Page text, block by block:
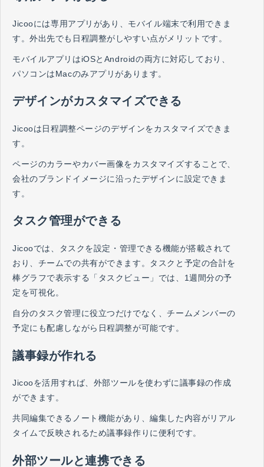
Jicooには専用アプリがあり、モバイル端末で利用できま
す。外出先でも日程調整がしやすい点がメリットです。
モバイルアプリはiOSとAndroidの両方に対応しており、
パソコンはMacのみアプリがあります。
デザインがカスタマイズできる
Jicooは日程調整ページのデザインをカスタマイズできま
す。
ページのカラーやカバー画像をカスタマイズすることで、
会社のブランドイメージに沿ったデザインに設定できま
す。
タスク管理ができる
Jicooでは、タスクを設定・管理できる機能が搭載されて
おり、チームでの共有ができます。タスクと予定の合計を
棒グラフで表示する「タスクビュー」では、1週間分の予
定を可視化。
自分のタスク管理に役立つだけでなく、チームメンバーの
予定にも配慮しながら日程調整が可能です。
議事録が作れる
Jicooを活用すれば、外部ツールを使わずに議事録の作成
ができます。
共同編集できるノート機能があり、編集した内容がリアル
タイムで反映されるため議事録作りに便利です。
外部ツールと連携できる